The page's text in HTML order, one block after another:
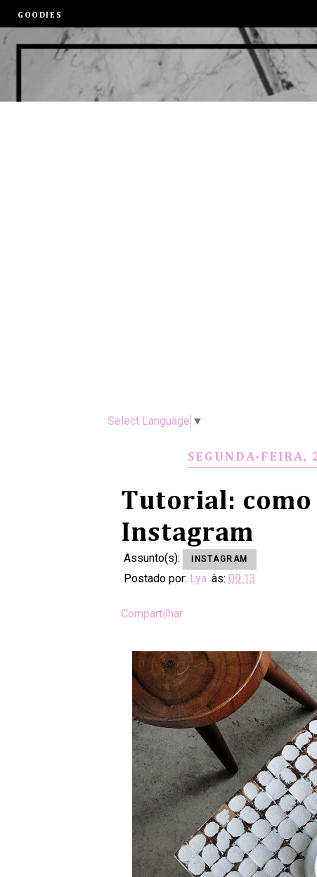
GOODIES
Select Language ▼
SEGUNDA-FEIRA,
Tutorial: como
Instagram
Assunto(s): INSTAGRAM
Postado por: Lya às: 09:13
Compartilhar